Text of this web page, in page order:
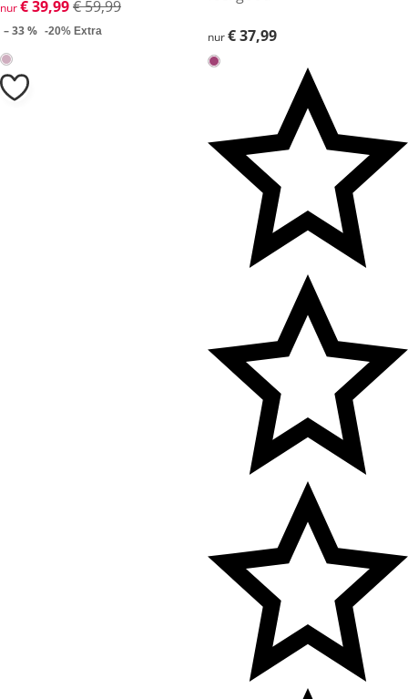
reduzierter Preis € 39,99, vorheriger Preis: € 59,99
nur€ 39,99€ 59,99
– 33 % -20% Extra € 37,99
nur€ 37,99